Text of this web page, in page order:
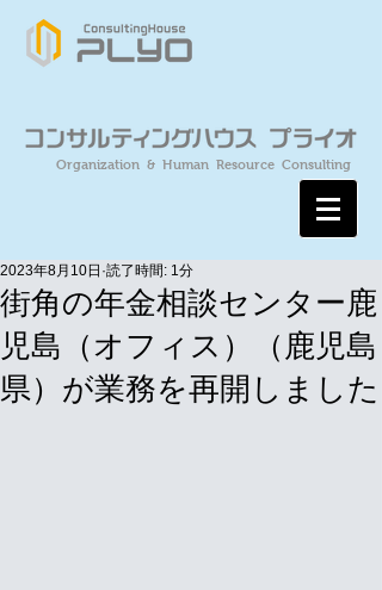
Organization & Human Resource Consulting
街角の年金相談センター鹿
児島（オフィス）（鹿児島
県）が業務を再開しました
2023年8月10日 読了時間: 1分